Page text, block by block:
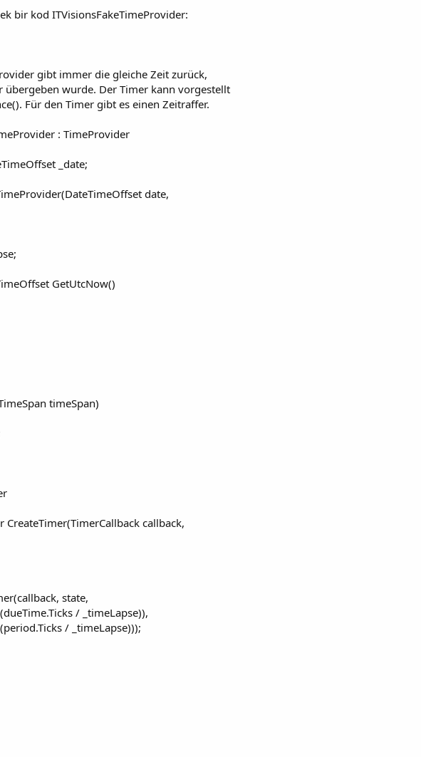
bir kod ITVisionsFakeTimeProvider:
gibt immer die gleiche Zeit zurück,
wurde. Der Timer kann vorgestellt
Für den Timer gibt es einen Zeitraffer.
: TimeProvider
_date;
date,
GetUtcNow()
timeSpan)
callback,
state,
/ _timeLapse)),
/ _timeLapse)));